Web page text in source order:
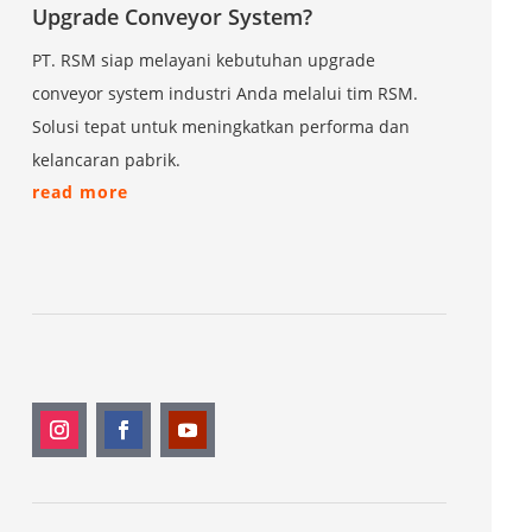
Upgrade Conveyor System?
PT. RSM siap melayani kebutuhan upgrade
conveyor system industri Anda melalui tim RSM.
Solusi tepat untuk meningkatkan performa dan
kelancaran pabrik.
read more